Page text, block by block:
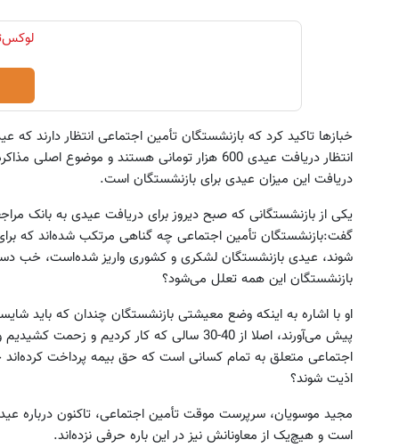
خبازها تاکید کرد که بازنشستگان تأمین اجتماعی انتظار دارند
انتظار دریافت عیدی 600 هزار تومانی هستند و
دریافت این میزان عیدی برای بازنشستگان است.
یکی از بازنشستگانی که صبح دیروز برای دریافت عیدی به بانک
گفت:بازنشستگان تأمین اجتماعی چه گناهی مرتکب شده‌‌اند که
شوند، عیدی بازنشستگان لشکری و کشوری واریز شده‌است، خب
بازنشستگان این همه تعلل می‌شود؟
او با اشاره به اینکه وضع معیشتی بازنشستگان چندان که باید
پیش می‌آورند، ‌اصلا از 40-30 سالی که کار
اجتماعی متعلق به تمام کسانی است که حق بیمه پرداخت
اذیت شوند؟
مجید موسویان، سرپرست موقت تأمین اجتماعی، تاکنون درباره
است و هیچ‌یک از معاونانش نیز در این باره حرفی نزده‌اند.
را فوری به کتاب تبدیل کنی؟
کلیک کنید
چک صیادی
درخواست اعتبار